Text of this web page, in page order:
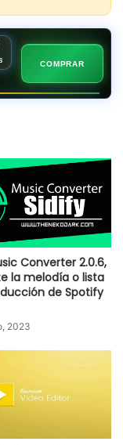
COMPRAR
Converter 2.0.6,
la melodía o lista
de Spotify
2023